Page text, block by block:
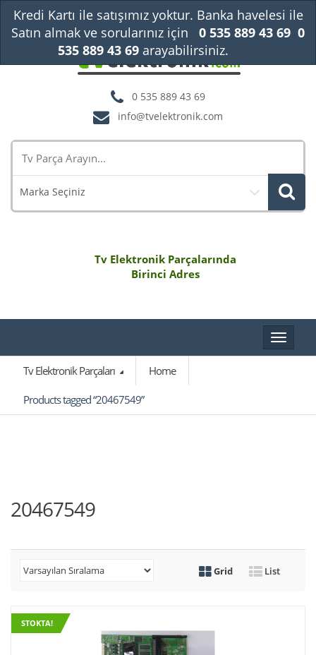
0 535 889 43 69
info@tvelektronik.com
Marka Seçiniz
Tv Elektronik Parçalarında
Birinci Adres
Toggle
Tv Elektronik Parçaları
Home
Products tagged “20467549”
20467549
Grid List
STOKTA!
Kredi Kartı ile satışımız yoktur. Banka havelesi ile
Satın almak ve sorularınız için
0 535 889 43 69 0
535 889 43 69arayabilirsiniz.